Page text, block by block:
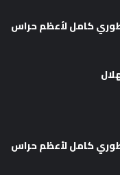
أسطوري كامل لأعظم حراس
أسطوري كامل لأعظم حراس